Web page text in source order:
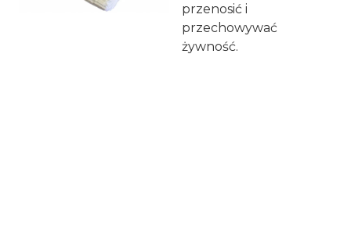
przenosić i
przechowywać
żywność.